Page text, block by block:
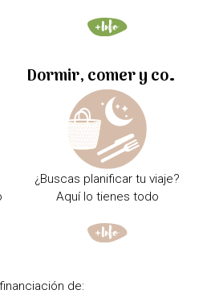
Dormir, comer y comprar
¿Buscas planificar tu viaje?
Aquí lo tienes todo
de: